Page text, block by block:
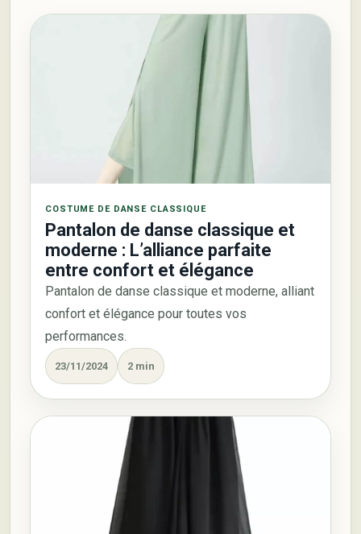
COSTUME DE DANSE CLASSIQUE
Pantalon de danse classique et
moderne : L’alliance parfaite
entre confort et élégance
Pantalon de danse classique et moderne, alliant
confort et élégance pour toutes vos
performances.
23/11/2024 2 min